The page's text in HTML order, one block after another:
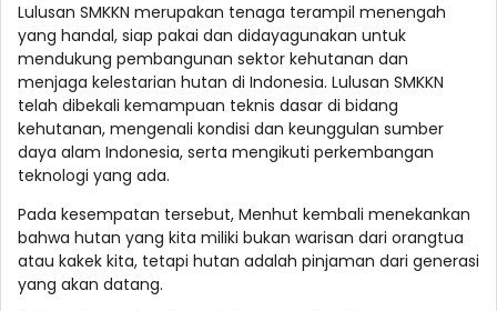
Lulusan SMKKN merupakan tenaga terampil menengah
yang handal, siap pakai dan didayagunakan untuk
mendukung pembangunan sektor kehutanan dan
menjaga kelestarian hutan di Indonesia. Lulusan SMKKN
telah dibekali kemampuan teknis dasar di bidang
kehutanan, mengenali kondisi dan keunggulan sumber
daya alam Indonesia, serta mengikuti perkembangan
teknologi yang ada.
Pada kesempatan tersebut, Menhut kembali menekankan
bahwa hutan yang kita miliki bukan warisan dari orangtua
atau kakek kita, tetapi hutan adalah pinjaman dari generasi
yang akan datang.